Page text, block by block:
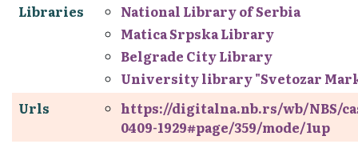
Libraries
National Library of Serbia
Matica Srpska Library
Belgrade City Library
University library "Svetozar
Urls
https://digitalna.nb.rs/wb/NBS/
0409-1929#page/359/mode/1up